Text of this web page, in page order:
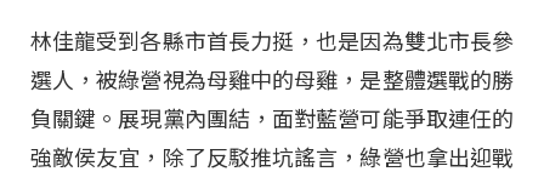
林佳龍受到各縣市首長力挺，也是因為雙北市長參
選人，被綠營視為母雞中的母雞，是整體選戰的勝
負關鍵。展現黨內團結，面對藍營可能爭取連任的
強敵侯友宜，除了反駁推坑謠言，綠營也拿出迎戰